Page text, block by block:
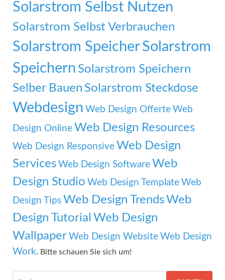
Solarstrom Selbst Nutzen
Solarstrom Selbst Verbrauchen
Solarstrom SpeicherSolarstrom
Speichern Solarstrom Speichern
Selber Bauen Solarstrom Steckdose
Webdesign Web Design Offerte Web
Design Online Web Design Resources
Web Design Responsive Web Design
Services Web Design Software Web
Design Studio Web Design Template Web
Design Tips Web Design TrendsWeb
Design Tutorial Web Design
Wallpaper Web Design Website Web Design
Work. Bitte schauen Sie sich um!